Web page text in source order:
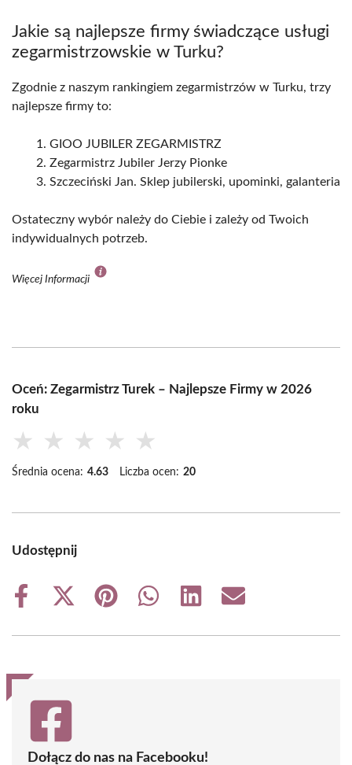
Jakie są najlepsze firmy świadczące usługi
zegarmistrzowskie w Turku?
Zgodnie z naszym rankingiem zegarmistrzów w Turku, trzy
najlepsze firmy to:
GIOO JUBILER ZEGARMISTRZ
Zegarmistrz Jubiler Jerzy Pionke
Szczeciński Jan. Sklep jubilerski, upominki, galanteria
Ostateczny wybór należy do Ciebie i zależy od Twoich
indywidualnych potrzeb.
Więcej Informacji
Oceń: Zegarmistrz Turek – Najlepsze Firmy w 2026
roku
★ ★ ★ ★ ★
Średnia ocena: 4.63 Liczba ocen: 20
Udostępnij
Share
Share
(Twitter)
Share
Share
Share
Share
Dołącz do nas na Facebooku!